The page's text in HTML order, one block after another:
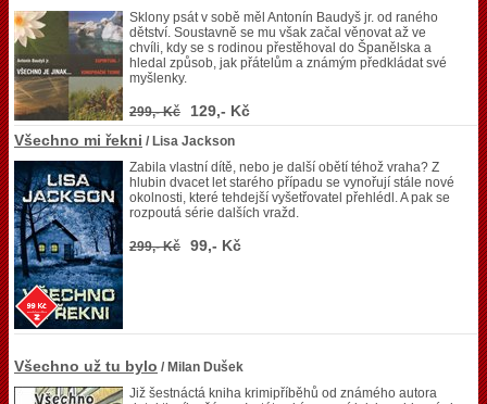
Sklony psát v sobě měl Antonín Baudyš jr. od raného
dětství. Soustavně se mu však začal věnovat až ve
chvíli, kdy se s rodinou přestěhoval do Španělska a
hledal způsob, jak přátelům a známým předkládat své
myšlenky.
299,- Kč
129,- Kč
Všechno mi řekni / Lisa Jackson
Zabila vlastní dítě, nebo je další obětí téhož vraha? Z
hlubin dvacet let starého případu se vynořují stále nové
okolnosti, které tehdejší vyšetřovatel přehlédl. A pak se
rozpoutá série dalších vražd.
299,- Kč 99,- Kč
Všechno už tu bylo / Milan Dušek
Již šestnáctá kniha krimipříběhů od známého autora